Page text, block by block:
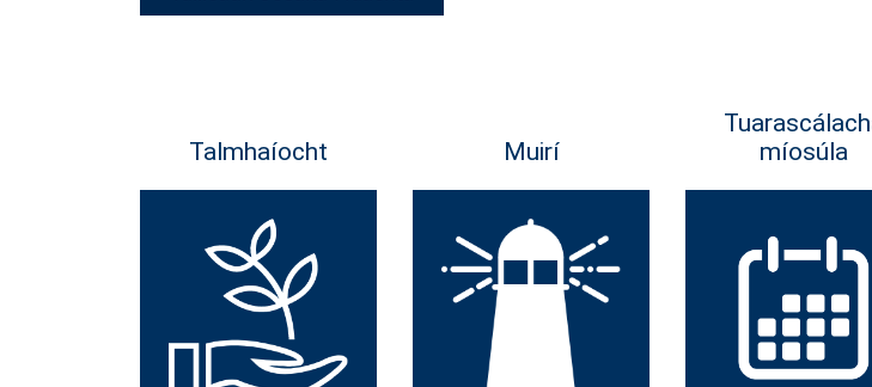
Talmhaíocht Muirí
míosúla